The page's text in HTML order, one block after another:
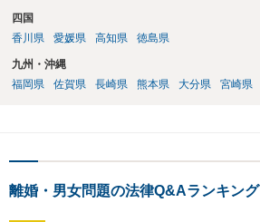
四国
香川県
愛媛県 高知県 徳島県
九州・沖縄
福岡県
佐賀県 長崎県 熊本県 大分県 宮崎県
離婚・男女問題の法律Q&Aランキング